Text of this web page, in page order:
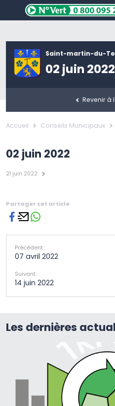
Saint-martin-du-
02 juin 2022
Revenir à
Accueil Conseils Municipaux
02 juin 2022
21 juin 2022
Partager cet article
Précédent :
07 avril 2022
Suivant :
14 juin 2022
Les dernières